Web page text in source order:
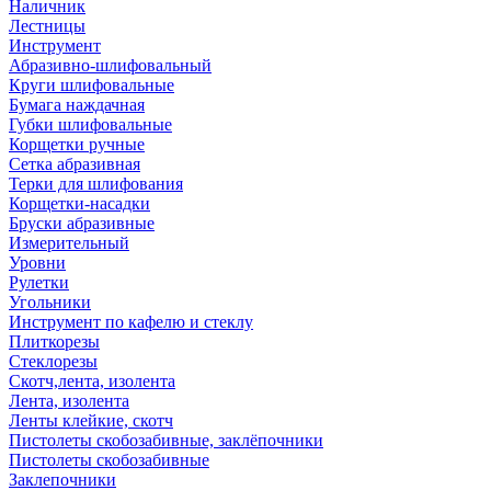
Наличник
Лестницы
Инструмент
Абразивно-шлифовальный
Круги шлифовальные
Бумага наждачная
Губки шлифовальные
Корщетки ручные
Сетка абразивная
Терки для шлифования
Корщетки-насадки
Бруски абразивные
Измерительный
Уровни
Рулетки
Угольники
Инструмент по кафелю и стеклу
Плиткорезы
Стеклорезы
Скотч,лента, изолента
Лента, изолента
Ленты клейкие, скотч
Пистолеты скобозабивные, заклёпочники
Пистолеты скобозабивные
Заклепочники